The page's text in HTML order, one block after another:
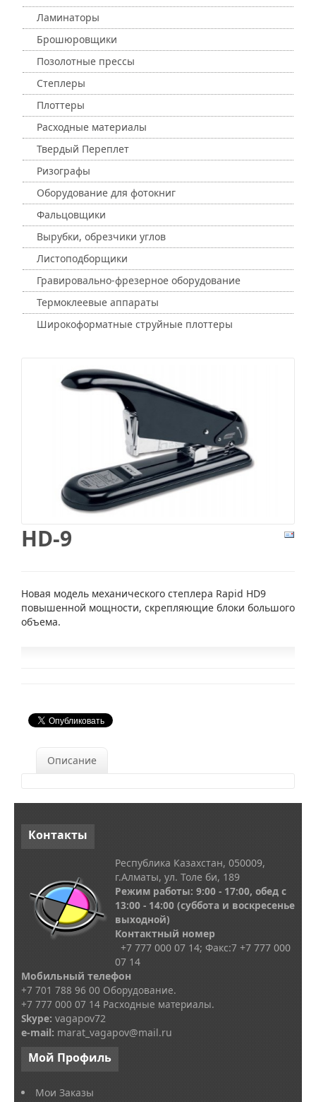
Ламинаторы
Брошюровщики
Позолотные прессы
Степлеры
Плоттеры
Расходные материалы
Твердый Переплет
Ризографы
Оборудование для фотокниг
Фальцовщики
Вырубки, обрезчики углов
Листоподборщики
Гравировально-фрезерное оборудование
Термоклеевые аппараты
Широкоформатные струйные плоттеры
HD-9
Новая модель механического степлера Rapid HD9
повышенной мощности, скрепляющие блоки большого
объема.
Описание
Контакты
Республика Казахстан, 050009,
г.Алматы, ул. Толе би, 189
Режим работы: 9:00 - 17:00, обед с
13:00 - 14:00 (суббота и воскресенье
выходной)
Контактный номер
+7 777 000 07 14; Факс:7 +7 777 000
07 14
Мобильный телефон
+7 701 788 96 00 Оборудование.
+7 777 000 07 14 Расходные материалы.
Skype: vagapov72
e-mail: marat_vagapov@mail.ru
Мой Профиль
Мои Заказы